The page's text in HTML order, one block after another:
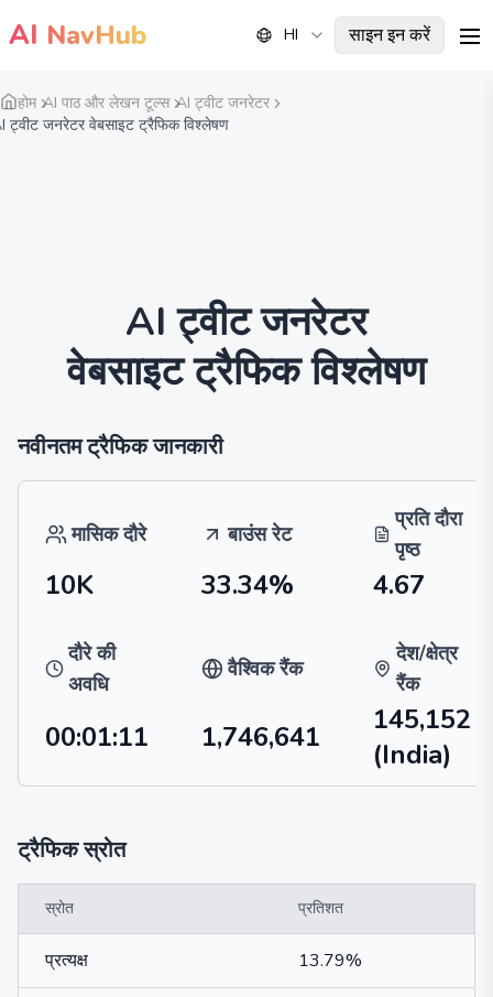
AI NavHub HI साइन इन करें
होम AI पाठ और लेखन टूल्स AI ट्वीट जनरेटर
ट्वीट जनरेटर वेबसाइट ट्रैफिक विश्लेषण
AI ट्वीट जनरेटर
वेबसाइट ट्रैफिक विश्लेषण
नवीनतम ट्रैफिक जानकारी
मासिक दौरे बाउंस रेट
प्रति दौरा
पृष्ठ
10K 33.34% 4.67
दौरे की
अवधि
वैश्विक रैंक
देश/क्षेत्र
रैंक
00:01:11 1,746,641
145,152
(India)
ट्रैफिक स्रोत
स्रोत प्रतिशत
प्रत्यक्ष 13.79%